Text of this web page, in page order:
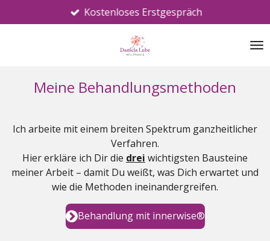
Hauptinhalt
Kostenloses Erstgespräch
Meine Behandlungsmethoden
Ich arbeite mit einem breiten Spektrum ganzheitlicher
Verfahren.
Hier erkläre ich Dir die drei wichtigsten Bausteine
meiner Arbeit – damit Du weißt, was Dich erwartet und
wie die Methoden ineinandergreifen.
Behandlung mit innerwise®